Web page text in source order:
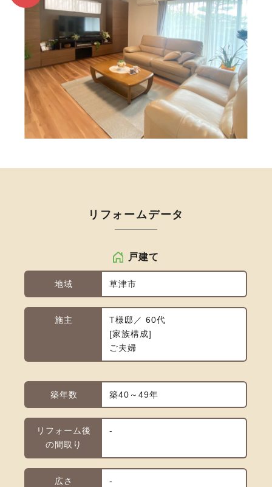
リフォームデータ
戸建て
地域 草津市
施主
T様邸／ 60代
家族構成
ご夫婦
築年数 築40～49年
リフォーム後
の間取り
-
広さ -